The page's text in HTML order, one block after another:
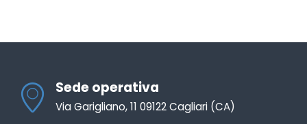
Sede operativa
Via Garigliano, 11 09122 Cagliari (CA)